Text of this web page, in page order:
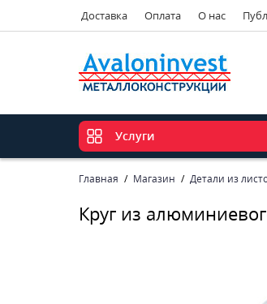
Доставка Оплата О нас
Услуги
Главная Магазин Детали из
Круг из